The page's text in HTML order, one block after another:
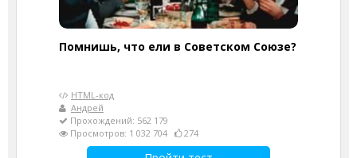
Помнишь, что ели в Советском Союзе?
HTML-код
Андрей
Прохождений: 562 179
Просмотров: 1 032 704
274